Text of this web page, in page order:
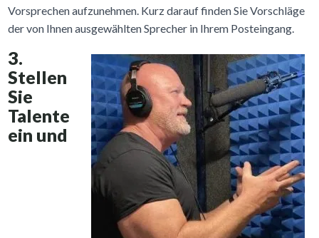
Vorsprechen aufzunehmen. Kurz darauf finden Sie Vorschläge
der von Ihnen ausgewählten Sprecher in Ihrem Posteingang.
3.
Stellen
Sie
Talente
ein und